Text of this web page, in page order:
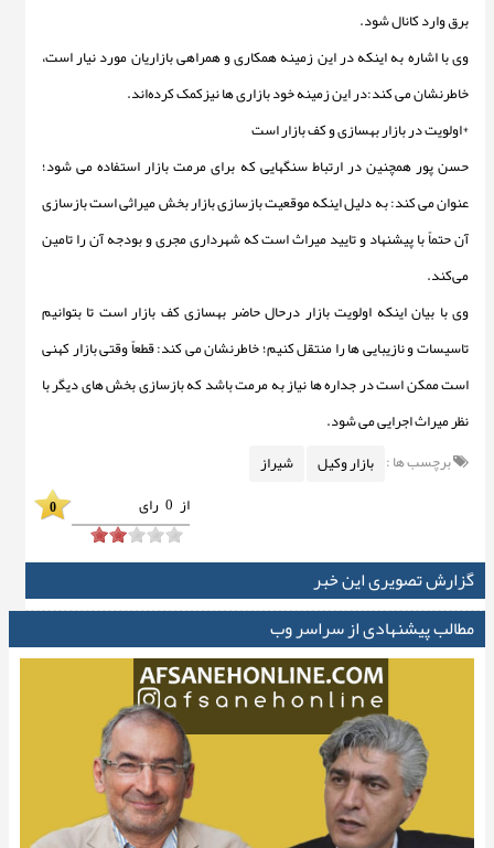
برق وارد کانال شود.
وی با اشاره به اینکه در این زمینه همکاری و همراهی بازاریان مورد نیار است،
خاطرنشان می کند:در این زمینه خود بازاری ها نیزکمک کرده‌اند.
*اولویت در بازار بهسازی و کف بازار است
حسن پور همچنین در ارتباط سنگهایی که برای مرمت بازار استفاده می شود؛
عنوان می کند: به دلیل اینکه موقعیت بازسازی بازار بخش میراثی است بازسازی
آن حتماً با پیشنهاد و تایید میراث است که شهرداری مجری و بودجه آن را تامین
می‌کند.
وی با بیان اینکه اولویت بازار درحال حاضر بهسازی کف بازار است تا بتوانیم
تاسیسات و نازیبایی ها را منتقل کنیم؛ خاطرنشان می کند: قطعاً وقتی بازار کهنی
است ممکن است در جداره ها نیاز به مرمت باشد که بازسازی بخش های دیگر با
نظر میراث اجرایی می‌ شود.
برچسب ها : بازار وکیل
شیراز
از 0 رای 0
گزارش تصویری این خبر
مطالب پیشنهادی از سراسر وب